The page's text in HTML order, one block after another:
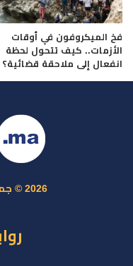
فخ الميكروفون في أوقات
الأزمات.. كيف تتحول لحظة
انفعال إلى ملاحقة قضائية؟
2026 © جميع الحقوق محفوظة